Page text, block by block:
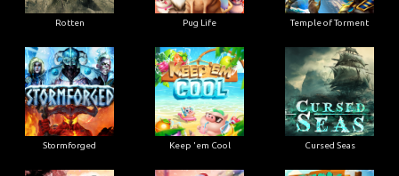
Rotten Pug Life Temple of Torment
Stormforged Keep 'em Cool Cursed Seas